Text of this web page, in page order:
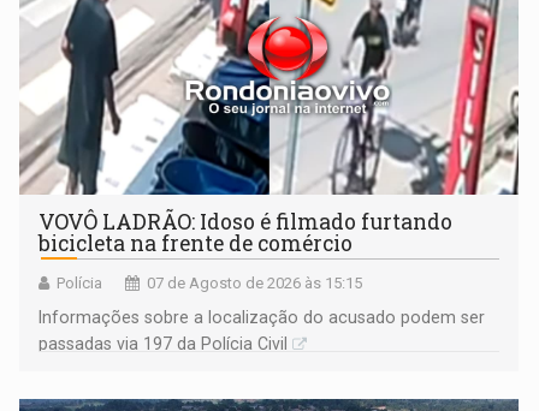
VOVÔ LADRÃO: Idoso é filmado furtando
bicicleta na frente de comércio
Polícia 07 de Agosto de 2026 às 15:15
Informações sobre a localização do acusado podem ser
passadas via 197 da Polícia Civil